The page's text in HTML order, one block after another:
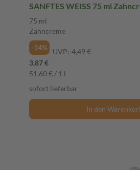
SANFTES WEISS 75 ml
75 ml
Zahncreme
-14%
UVP: 4,49 €
3,87 €
51,60 € / 1 l
sofort lieferbar
In den